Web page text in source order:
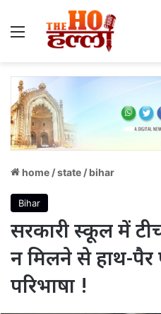
Menu
home /state / bihar
Bihar
सरकारी स्कूल में
न मिलने से हाथ-
परिभाषा !